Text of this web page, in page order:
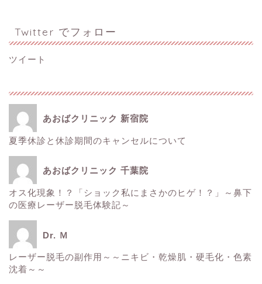
Twitter でフォロー
ツイート
あおばクリニック 新宿院
夏季休診と休診期間のキャンセルについて
あおばクリニック 千葉院
オス化現象！？「ショック私にまさかのヒゲ！？」～鼻下
の医療レーザー脱毛体験記～
Dr. Ｍ
レーザー脱毛の副作用～～ニキビ・乾燥肌・硬毛化・色素
沈着～～
■美容情報■
健康